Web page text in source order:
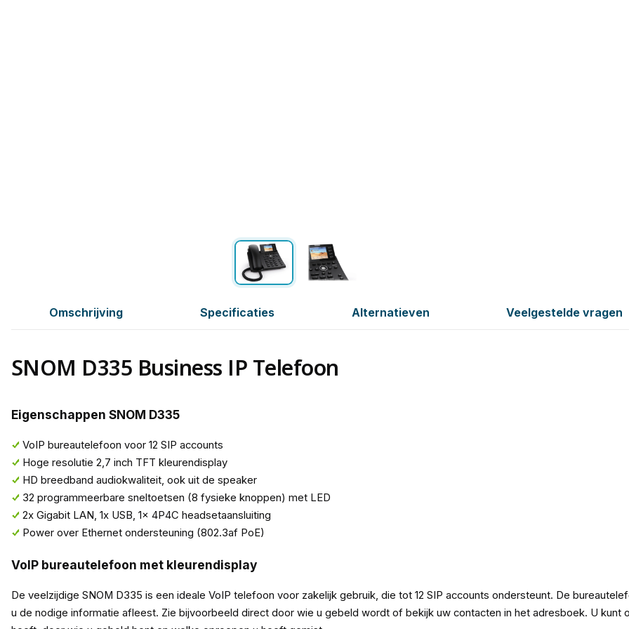
Omschrijving Specificaties Alternatieven Veelgestelde vragen
SNOM D335 Business IP Telefoon
Eigenschappen SNOM D335
VoIP bureautelefoon voor 12 SIP accounts
Hoge resolutie 2,7 inch TFT kleurendisplay
HD breedband audiokwaliteit, ook uit de speaker
32 programmeerbare sneltoetsen (8 fysieke knoppen) met LED
2x Gigabit LAN, 1x USB, 1x 4P4C headsetaansluiting
Power over Ethernet ondersteuning (802.3af PoE)
VoIP bureautelefoon met kleurendisplay
De veelzijdige SNOM D335 is een ideale VoIP telefoon voor zakelijk gebruik, die tot 12 SIP accounts ondersteunt. De
u de nodige informatie afleest. Zie bijvoorbeeld direct door wie u gebeld wordt of bekijk uw contacten in het adresboek. U